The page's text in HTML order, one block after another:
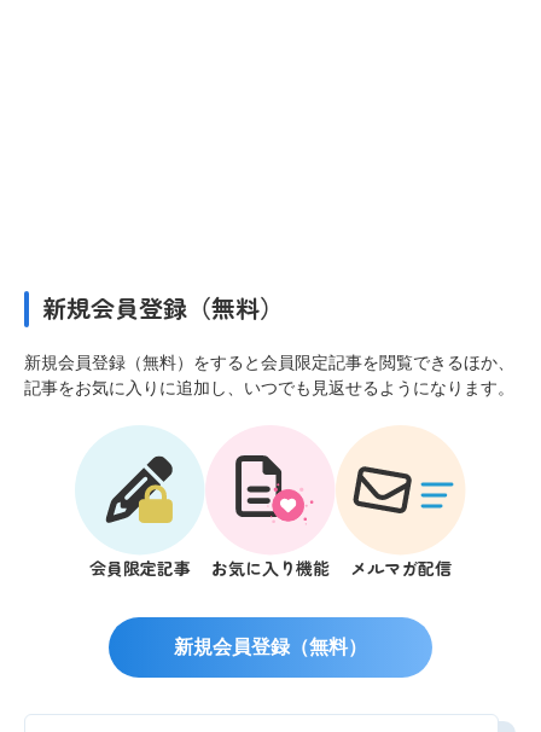
新規会員登録（無料）
新規会員登録（無料）をすると会員限定記事を閲覧できるほか、
記事をお気に入りに追加し、いつでも見返せるようになります。
会員限定記事 お気に入り機能 メルマガ配信
新規会員登録（無料）